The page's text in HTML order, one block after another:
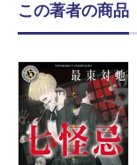
この著者の商品